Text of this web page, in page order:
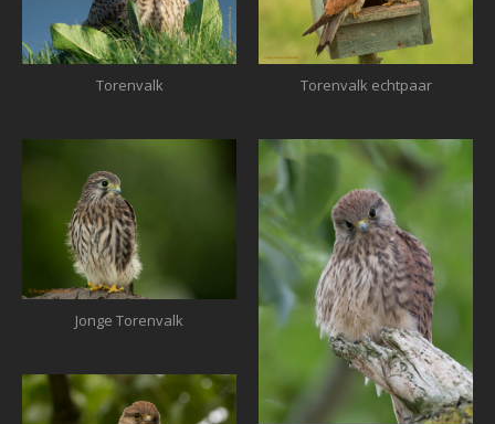
Torenvalk
Jonge Torenvalk
Torenvalk echtpaar